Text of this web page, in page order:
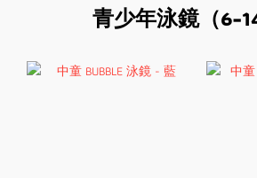
青少年泳鏡（6-